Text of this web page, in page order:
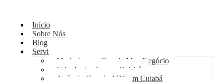
Início
Sobre Nós
Blog
Serviços
Marketing no Google Meu Negócio
Criação de sites em Cuiabá
Anúncio Google ADS em Cuiabá